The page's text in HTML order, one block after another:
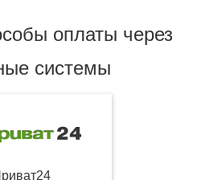
оплаты через
системы